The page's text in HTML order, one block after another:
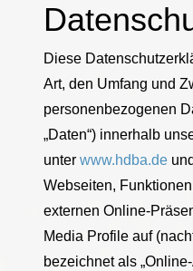
Diese
Art, den Umfang und
personenbezogenen
„Daten“) innerhalb
unter www.hdba.de
Webseiten,
externen Online-
Media Profile auf
bezeichnet als